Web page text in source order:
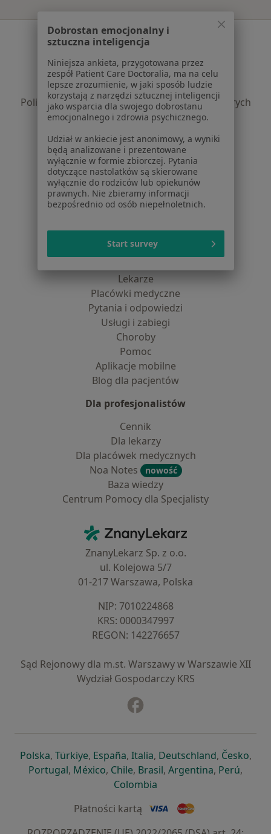
Serwis
Regulamin
Polityka prywatności pacjentów
Polityka prywatności profesjonalistów
Polityka prywatności dla profesjonalistów, których
dane pozyskaliśmy samodzielnie
Jak działają wyniki wyszukiwania
Dostępność
O nas
Praca Rekrutujemy!
Partnerzy
Kontakt
Dla pacjentów
Lekarze
Placówki medyczne
Pytania i odpowiedzi
Usługi i zabiegi
Choroby
Pomoc
Aplikacje mobilne
Blog dla pacjentów
Dla profesjonalistów
Cennik
Dla lekarzy
Dla placówek medycznych
Noa Notes
nowość
Baza wiedzy
Centrum Pomocy dla Specjalisty
ZnanyLekarz - Strona główna
ZnanyLekarz Sp. z o.o.
ul. Kolejowa 5/7
01-217 Warszawa, Polska
NIP: ⁠7010224868
KRS: ⁠0000347997
REGON: ⁠142276657
Sąd Rejonowy dla m.st. Warszawy w Warszawie XII
Wydział Gospodarczy KRS
Polskaotwiera się w nowej karcie
, Türkiyeotwiera się w nowej karcie
, Españaotwiera się w nowej karcie
, Italiaotwiera się w nowej
, Deutschlandotwiera się
, Česko,
Portugalotwiera się w nowej karcie
, Méxicootwiera się w nowej karcie
, Chileotwiera się w nowej karcie
, Brasilotwiera się w nowej
, Argentinaotwiera się
, Perú,
Colombia
Płatności kartą
Dobrostan emocjonalny i
sztuczna inteligencja
Niniejsza ankieta, przygotowana przez
zespół Patient Care Doctoralia, ma na celu
lepsze zrozumienie, w jaki sposób ludzie
korzystają z narzędzi sztucznej inteligencji
jako wsparcia dla swojego dobrostanu
emocjonalnego i zdrowia psychicznego.
Udział w ankiecie jest anonimowy, a wyniki
będą analizowane i prezentowane
wyłącznie w formie zbiorczej. Pytania
dotyczące nastolatków są skierowane
wyłącznie do rodziców lub opiekunów
prawnych. Nie zbieramy informacji
bezpośrednio od osób niepełnoletnich.
Start survey